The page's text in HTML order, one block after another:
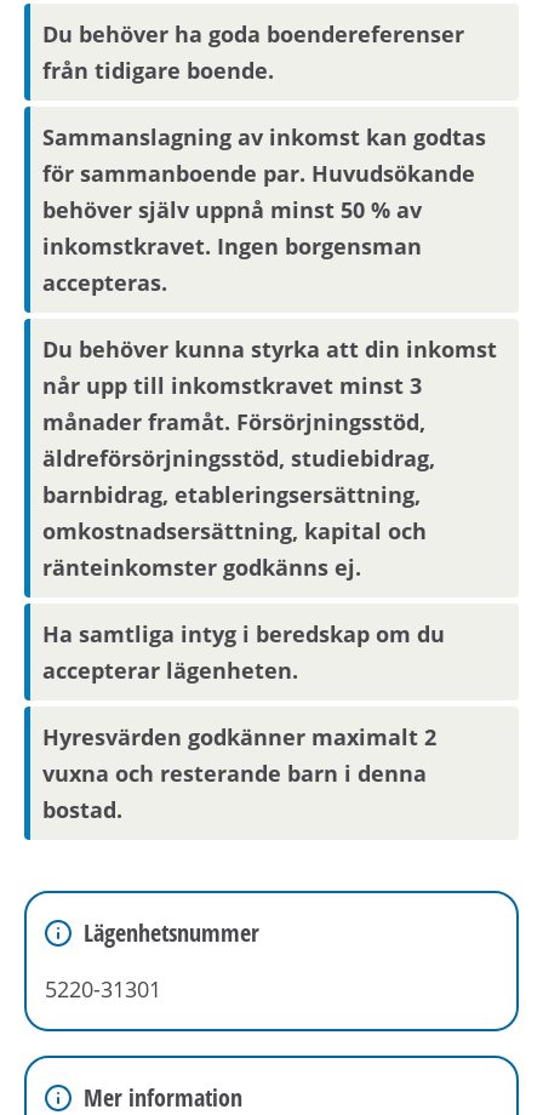
Parkeringsplatser hyrs ut av ett externt bolag.
Visningsinformation
Bostaden kommer inte att visas. Det betyder att
du behöver ta ställning till om du vill flytta in i
bostaden endast utifrån informationen i
annonsen. För bostadssökanden med längst
kötid efter avslutad annonseringsperiod blir
intresseanmälan bindande, övriga
bostadssökande kan avanmäla sitt intresse.
Om du har längst kötid efter avslutad
annonseringsperiod kommer din
intresseanmälan att bli bindande.
Härkan du se en video med bilder från
bostaden.
Boendereferenser
Om du blir aktuell för bostaden behöver du
kontakta din nuvarande hyresvärd och
godkänna att denne lämnar ut
boendereferenser om dig till den nya
Du behöver ha goda boendereferenser
från tidigare boende.
Sammanslagning av inkomst kan godtas
för sammanboende par. Huvudsökande
behöver själv uppnå minst 50 % av
inkomstkravet. Ingen borgensman
accepteras.
Du behöver kunna styrka att din inkomst
når upp till inkomstkravet minst 3
månader framåt. Försörjningsstöd,
äldreförsörjningsstöd, studiebidrag,
barnbidrag, etableringsersättning,
omkostnadsersättning, kapital och
ränteinkomster godkänns ej.
Ha samtliga intyg i beredskap om du
accepterar lägenheten.
Hyresvärden godkänner maximalt 2
vuxna och resterande barn i denna
bostad.
Lägenhetsnummer
5220-31301
Mer information